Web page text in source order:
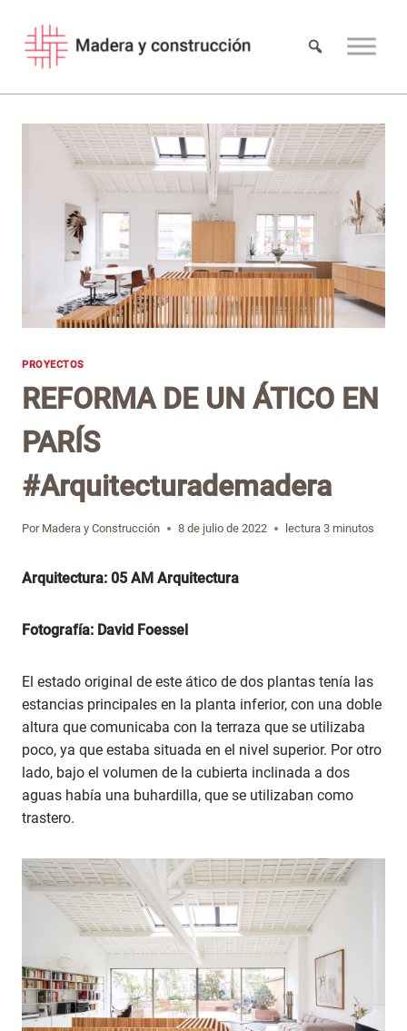
contenido
PROYECTOS
REFORMA DE UN ÁTICO EN
PARÍS
#Arquitecturademadera
Por Madera y Construcción 8 de julio de 2022 lectura 3 minutos
Arquitectura: 05 AM Arquitectura
Fotografía: David Foessel
El estado original de este ático de dos plantas tenía las
estancias principales en la planta inferior, con una doble
altura que comunicaba con la terraza que se utilizaba
poco, ya que estaba situada en el nivel superior. Por otro
lado, bajo el volumen de la cubierta inclinada a dos
aguas había una buhardilla, que se utilizaban como
trastero.